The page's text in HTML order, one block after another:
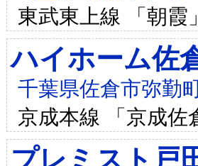
東武東上線 「朝霞
ハイホーム佐
千葉県佐倉市弥勤
京成本線 「京成佐
プレミスト戸